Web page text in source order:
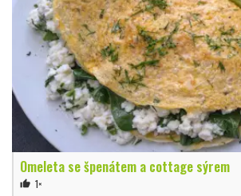
Omeleta se špenátem a cottage sýrem
thumb_up 1×